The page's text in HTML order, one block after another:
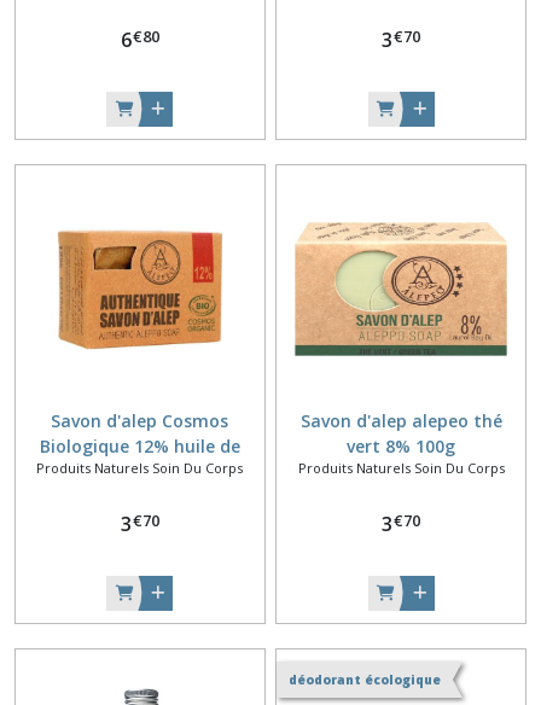
6€80 3€70
Savon d'alep Cosmos
Biologique 12% huile de
laurier 200g
Produits Naturels Soin Du Corps
3€70
Savon d'alep alepeo thé
vert 8% 100g
Produits Naturels Soin Du Corps
3€70
déodorant écologique